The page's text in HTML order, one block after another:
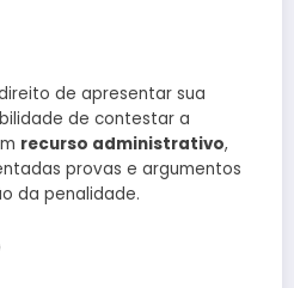
de apresentar sua
de contestar a
recurso administrativo,
provas e argumentos
da penalidade.